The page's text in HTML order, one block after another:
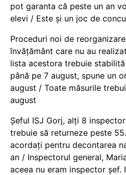
pot garanta că peste un an
elevi / Este și un joc de
Proceduri noi de
învățământ care nu au
lista acestora trebuie
până pe 7 august, spune un
august / Toate măsurile
august
Șeful ISJ Gorj, alți 8
trebuie să returneze peste
acordați pentru decontarea
an / Inspectorul general,
aceea nu eram inspector șef.